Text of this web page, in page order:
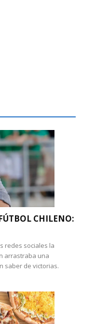
CHILENO:
redes sociales la
arrastraba una
saber de victorias.